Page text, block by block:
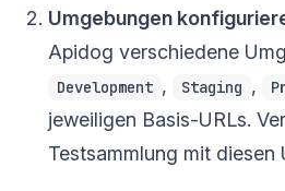
Umgebungen
Apidog verschiedene
Development , Staging ,
jeweiligen Basis-URLs.
Testsammlung mit diesen